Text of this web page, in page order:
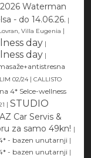
Waterman
- do 14.06.26. |
Villa Eugenia |
day |
day |
02/24 | CALLISTO
4* Selce-wellness
| STUDIO
AZ Car Servis &
za samo 49kn! |
- bazen unutarnji |
- bazen unutarnji |